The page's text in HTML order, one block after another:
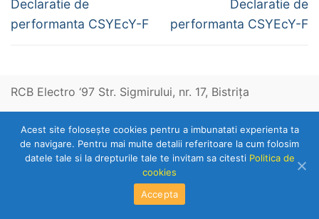
articole
post:
Declaratie de
performanta CSYEcY-F
post:
Declaratie de
performanta CSYEcY-F
RCB Electro ‘97 Str. Sigmirului, nr. 17, Bistriţa
Telefon: 0263-236153
Copyright © 2026 RCB Electro 97
Acest site foloseşte cookies pentru a imbunatati experienta ta
de navigare. Pentru mai multe detalii referitoare la cum folosim
datele tale si la drepturile tale te invitam sa citesti Politica de
cookies
Accepta